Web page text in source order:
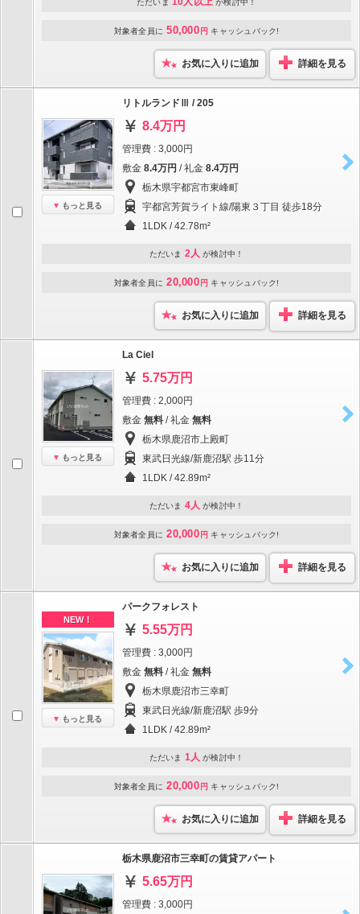
ただいま が検討中！
対象者全員に 50,000 円 キャッシュバック!
お気に入りに追加 詳細を見る
もっと見る
リトルランドⅢ / 205
8.4万円
管理費 : 3,000円
敷金 8.4万円 / 礼金 8.4万円
栃木県宇都宮市東峰町
宇都宮芳賀ライト線/陽東３丁目 徒歩18分
1LDK / 42.78m²
ただいま 2人 が検討中！
対象者全員に 20,000 円 キャッシュバック!
お気に入りに追加 詳細を見る
もっと見る
La Ciel
5.75万円
管理費 : 2,000円
敷金 無料 / 礼金 無料
栃木県鹿沼市上殿町
東武日光線/新鹿沼駅 歩11分
1LDK / 42.89m²
ただいま 4人 が検討中！
対象者全員に 20,000 円 キャッシュバック!
お気に入りに追加 詳細を見る
NEW！
もっと見る
パークフォレスト
5.55万円
管理費 : 3,000円
敷金 無料 / 礼金 無料
栃木県鹿沼市三幸町
東武日光線/新鹿沼駅 歩9分
1LDK / 42.89m²
ただいま 1人 が検討中！
対象者全員に 20,000 円 キャッシュバック!
お気に入りに追加 詳細を見る
栃木県鹿沼市三幸町の賃貸アパート
5.65万円
管理費 : 3,000円